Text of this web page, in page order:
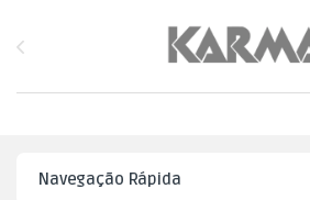
Brands Carousel
Navegação Rápida